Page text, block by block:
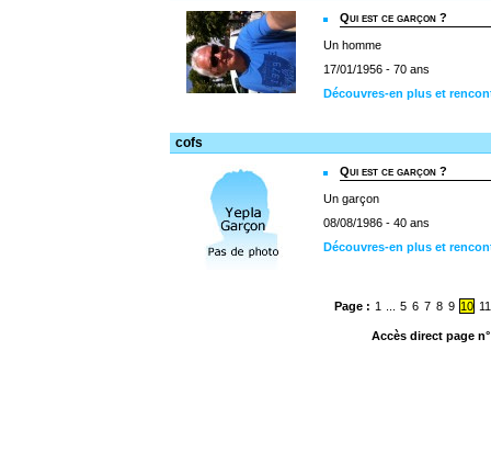
Qui est ce garçon ?
Un homme
17/01/1956 - 70 ans
Découvres-en plus et
cofs
Qui est ce garçon ?
Un garçon
08/08/1986 - 40 ans
Découvres-en plus et
Page : 1 5 6 7 8 9 10 11
Accès direct page